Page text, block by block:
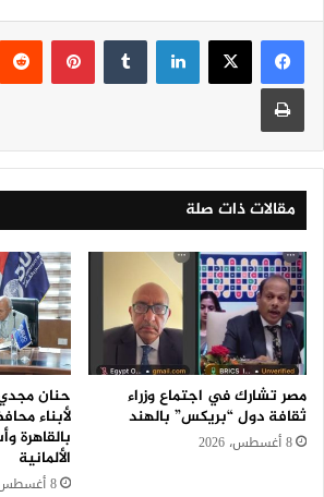
لينكدإن بينتيريست
مقالات ذات صلة
مصر تشارك في اجتماع وزراء
ثقافة دول “بريكس” بالهند
8 أغسطس، 2026
لأبناء
الألمانية
8 أغسطس، 2026